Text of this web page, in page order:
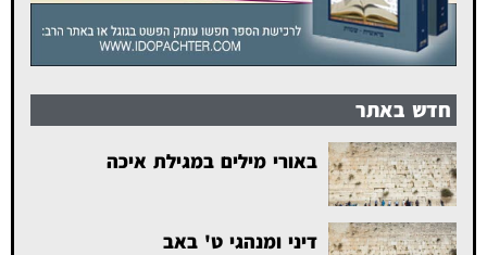
חדש באתר
באורי מילים במגילת איכה
דיני ומנהגי ט' באב